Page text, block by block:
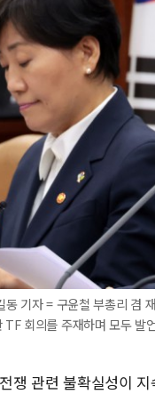
기자 = 구윤철 부총리 겸
TF 회의를 주재하며 모두
쟁 관련 불확실성이